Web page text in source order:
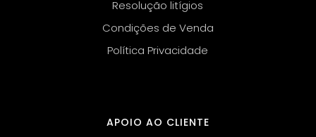
Resolução litígios
Condições de Venda
Política Privacidade
APOIO AO CLIENTE